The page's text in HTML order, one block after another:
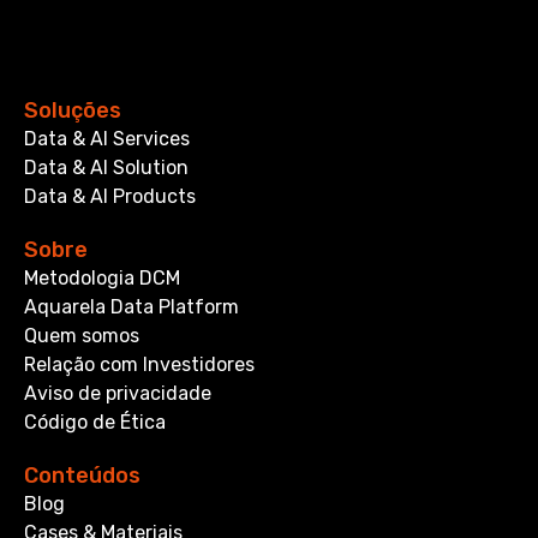
Soluções
Data & AI Services
Data & AI Solution
Data & AI Products
Sobre
Metodologia DCM
Aquarela Data Platform
Quem somos
Relação com Investidores
Aviso de privacidade
Código de Ética
Conteúdos
Blog
Cases & Materiais